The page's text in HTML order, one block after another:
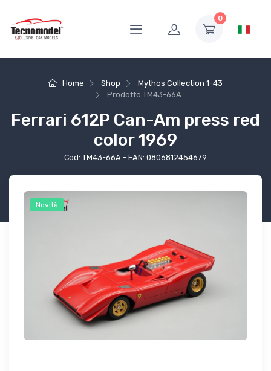
0
Home Shop
Mythos Collection 1-43
Prodotto TM43-66A
Ferrari 612P Can-Am press red
color 1969
Cod: TM43-66A - EAN: 0806812454679
Novità